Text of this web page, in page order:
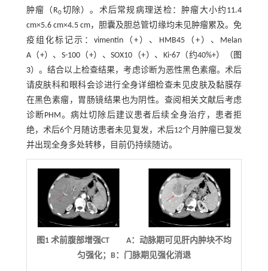
肿瘤（R0切除）。术后常规病理送检：肿瘤大小约11.4
cm×5.6 cm×4.5 cm，胆囊及胆总管切缘均未见肿瘤累及。免
疫组化标记示：vimentin（+）、HMB45（+）、Melan
A（+）、S-100（+）、SOX10（+）、Ki-67（约40%+）（ 图
3）。结合以上检查结果，考虑诊断为恶性黑色素瘤。术后
请皮肤科和眼科会诊进行全身详细检查未见皮肤及黏膜存
在黑色素瘤，胃肠镜结果也为阴性。查阅相关文献后考虑
诊断PHM。病灶切除后建议患者后续全身治疗，患者拒
绝，术后6个月随访患者未见复发，术后12个月肿瘤已复发
并出现全身多处转移，目前仍持续随访。
图1 术前腹部增强CTA：动脉期可见肝内肿块不均
匀强化；B：门脉期见强化消退